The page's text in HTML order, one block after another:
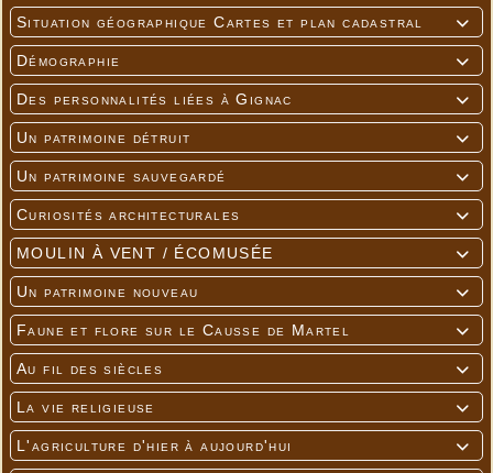

Situation géographique Cartes et plan cadastral

Démographie

Des personnalités liées à Gignac

Un patrimoine détruit

Un patrimoine sauvegardé

Curiosités architecturales

MOULIN À VENT / ÉCOMUSÉE

Un patrimoine nouveau

Faune et flore sur le Causse de Martel

Au fil des siècles

La vie religieuse

L'agriculture d'hier à aujourd'hui